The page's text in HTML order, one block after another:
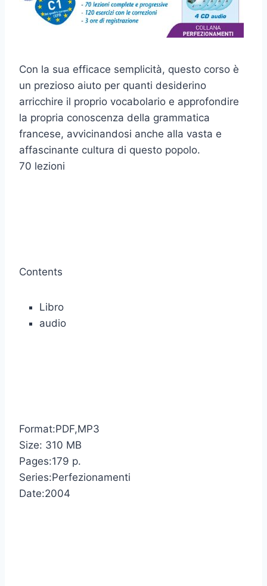
Con la sua efficace semplicità, questo corso è
un prezioso aiuto per quanti desiderino
arricchire il proprio vocabolario e approfondire
la propria conoscenza della grammatica
francese, avvicinandosi anche alla vasta e
affascinante cultura di questo popolo.
70 lezioni
Contents
Libro
audio
Format:PDF,MP3
Size: 310 MB
Pages:179 p.
Series:Perfezionamenti
Date:2004